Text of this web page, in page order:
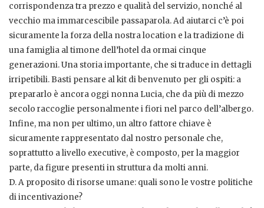
corrispondenza tra prezzo e qualità del servizio, nonché al
vecchio ma immarcescibile passaparola. Ad aiutarci c’è poi
sicuramente la forza della nostra location e la tradizione di
una famiglia al timone dell’hotel da ormai cinque
generazioni. Una storia importante, che si traduce in dettagli
irripetibili. Basti pensare al kit di benvenuto per gli ospiti: a
prepararlo è ancora oggi nonna Lucia, che da più di mezzo
secolo raccoglie personalmente i fiori nel parco dell’albergo.
Infine, ma non per ultimo, un altro fattore chiave è
sicuramente rappresentato dal nostro personale che,
soprattutto a livello executive, è composto, per la maggior
parte, da figure presenti in struttura da molti anni.
D. A proposito di risorse umane: quali sono le vostre politiche
di incentivazione?